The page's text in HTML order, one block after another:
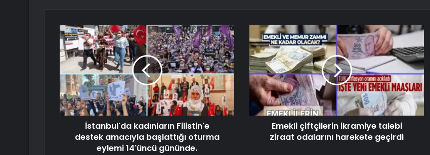
İstanbul'da kadınların Filistin'e
destek amacıyla başlattığı oturma
eylemi 14'üncü gününde.
Emekli çiftçilerin ikramiye talebi
ziraat odalarını harekete geçirdi